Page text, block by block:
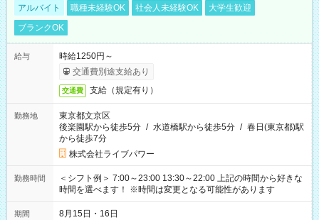
アルバイト 職種未経験OK 社会人未経験OK
大学生歓迎
ブランクOK
給与
時給1250円～
交通費別途支給あり
交通費 支給（規定有り）
勤務地
東京都文京区
後楽園駅から徒歩5分 / 水道橋駅から徒歩5分 / 春日(東京都)駅
から徒歩7分
株式会社ライブパワー
勤務時間
＜シフト例＞ 7:00～23:00 13:30～22:00 上記の時間から好きな
時間を選べます！ ※時間は変更となる可能性があります
期間 8月15日・16日